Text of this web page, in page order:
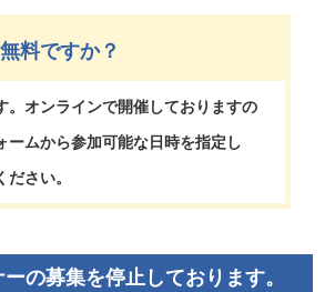
料ですか？
。オンラインで開催しておりますの
ームから参加可能な日時を指定し
さい。
の募集を停止しております。